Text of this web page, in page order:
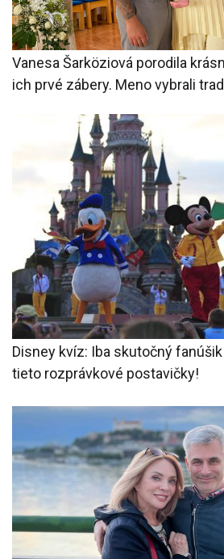
Vanesa Šarköziová porodila
ich prvé zábery. Meno vybrali
Disney kvíz: Iba skutočný
tieto rozprávkové postavičky!